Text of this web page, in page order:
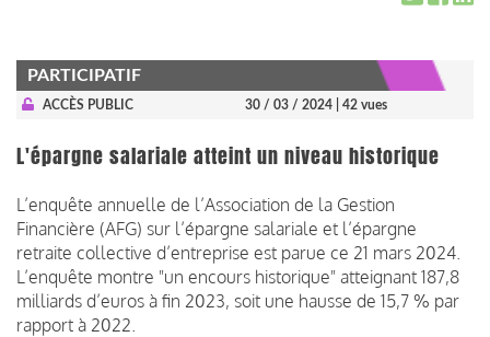
PARTICIPATIF
ACCÈS PUBLIC 30 / 03 / 2024 | 42 vues
L'épargne salariale atteint un niveau historique
L’enquête annuelle de l’Association de la Gestion
Financière (AFG) sur l’épargne salariale et l’épargne
retraite collective d’entreprise est parue ce 21 mars 2024.
L’enquête montre "un encours historique" atteignant 187,8
milliards d’euros à fin 2023, soit une hausse de 15,7 % par
rapport à 2022.